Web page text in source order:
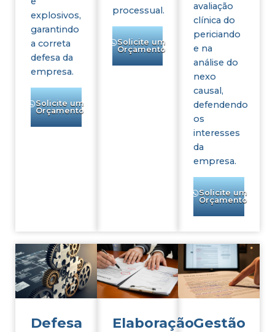
explosivos,
garantindo
a correta
defesa da
empresa.
Solicite um
Orçamento
processual.
Solicite um
Orçamento
avaliação
clínica do
periciando
e na
análise do
nexo
causal,
defendendo
os
interesses
da
empresa.
Solicite um
Orçamento
Defesa
ElaboraçãoGestão